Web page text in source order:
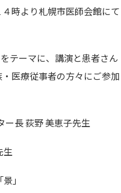
時より札幌市医師会館にて
テーマに、講演と患者さん
医療従事者の方々にご参加
長 荻野 美恵子先生
」